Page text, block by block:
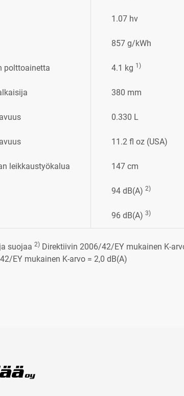
1.07 hv
857 g/kWh
polttoainetta 4.1 kg 1)
380 mm
0.330 L
11.2 fl oz (USA)
leikkaustyökalua 147 cm
94 dB(A) 2)
96 dB(A) 3)
suojaa 2) Direktiivin 2006/42/EY mukainen K-
EY mukainen K-arvo = 2,0 dB(A)